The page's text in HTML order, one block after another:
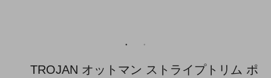
TROJAN オットマン ストライプトリム ポ